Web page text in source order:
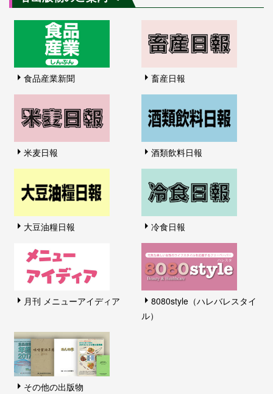
食品産業新聞 畜産日報
米麦日報 酒類飲料日報
大豆油糧日報 冷食日報
月刊 メニューアイディア
8080style（ハレバレスタイ
ル）
その他の出版物